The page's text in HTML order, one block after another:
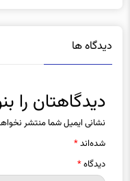
دیدگاه ها
دیدگاهتان را
نشانی ایمیل شما منتشر
شده‌اند*
دیدگاه*